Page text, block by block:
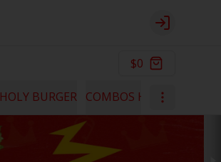
Login
$0
HOLY BURGER COMBOS HOLY